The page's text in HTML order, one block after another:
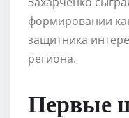
формировании
защитника
региона.
Первые